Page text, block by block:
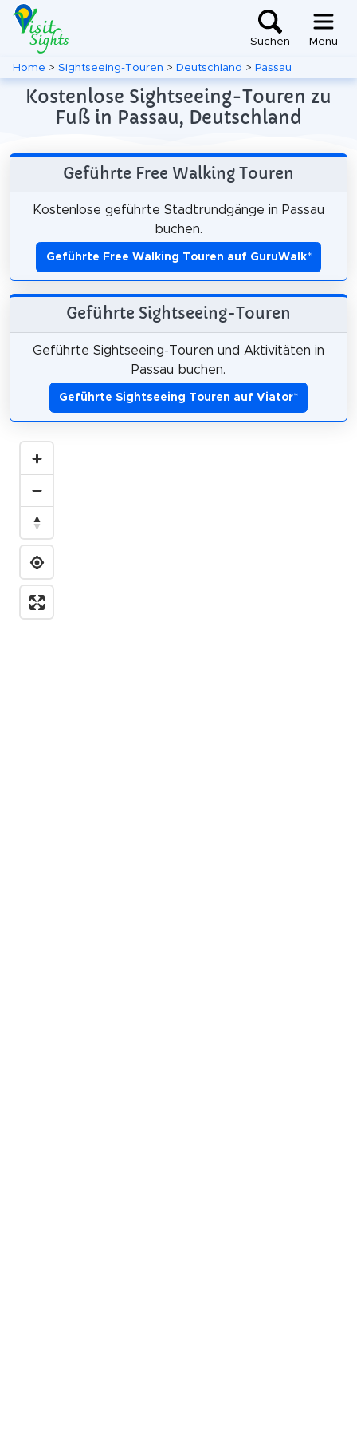
Suchen Menü
Home > Sightseeing-Touren > Deutschland > Passau
Kostenlose Sightseeing-Touren zu
Fuß in Passau, Deutschland
Geführte Free Walking Touren
Kostenlose geführte Stadtrundgänge in Passau
buchen.
Geführte Free Walking Touren auf GuruWalk*
Geführte Sightseeing-Touren
Geführte Sightseeing-Touren und Aktivitäten in
Passau buchen.
Geführte Sightseeing Touren auf Viator*